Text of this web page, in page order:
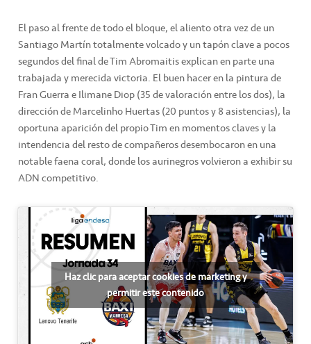
El paso al frente de todo el bloque, el aliento otra vez de un
Santiago Martín totalmente volcado y un tapón clave a pocos
segundos del final de Tim Abromaitis explican en parte una
trabajada y merecida victoria. El buen hacer en la pintura de
Fran Guerra e Ilimane Diop (35 de valoración entre los dos), la
dirección de Marcelinho Huertas (20 puntos y 8 asistencias), la
oportuna aparición del propio Tim en momentos claves y la
intendencia del resto de compañeros desembocaron en una
notable faena coral, donde los aurinegros volvieron a exhibir su
ADN competitivo.
Haz clic para aceptar cookies de marketing y
permitir este contenido